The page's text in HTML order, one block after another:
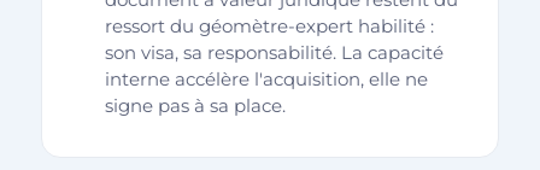
ressort du géomètre-expert habilité :
son visa, sa responsabilité. La capacité
interne accélère l'acquisition, elle ne
signe pas à sa place.